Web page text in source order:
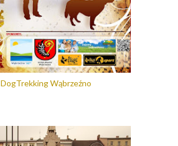
DogTrekking Wąbrzeźno